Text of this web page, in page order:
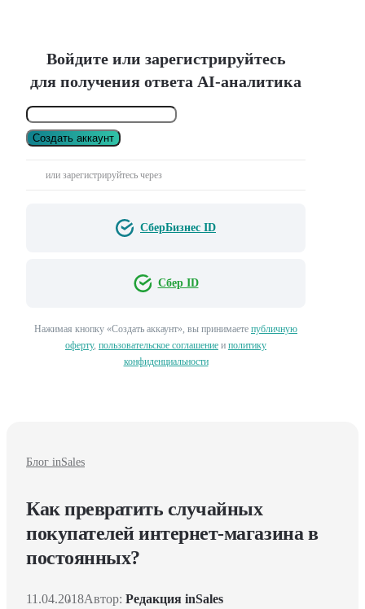
Войдите или зарегистрируйтесь
для получения ответа AI-аналитика
Создать аккаунт
или зарегистрируйтесь через
СберБизнес ID
Сбер ID
Нажимая кнопку «Создать аккаунт», вы принимаете публичную
оферту, пользовательское соглашение и политику
конфиденциальности
Блог inSales
Как превратить случайных
покупателей интернет-магазина в
постоянных?
11.04.2018Автор: Редакция inSales